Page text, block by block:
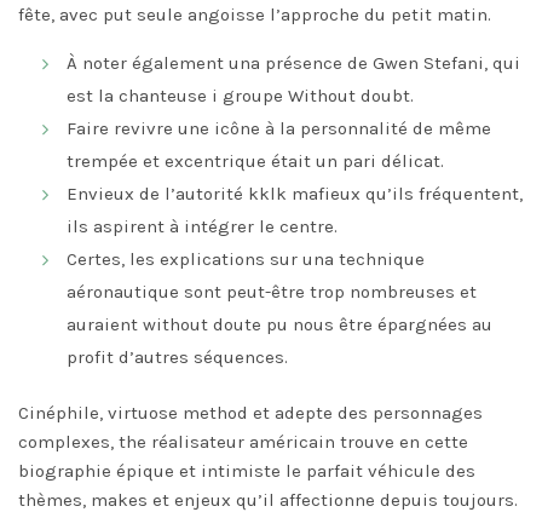
fête, avec put seule angoisse l’approche du petit matin.
À noter également una présence de Gwen Stefani, qui
est la chanteuse i groupe Without doubt.
Faire revivre une icône à la personnalité de même
trempée et excentrique était un pari délicat.
Envieux de l’autorité kklk mafieux qu’ils fréquentent,
ils aspirent à intégrer le centre.
Certes, les explications sur una technique
aéronautique sont peut-être trop nombreuses et
auraient without doute pu nous être épargnées au
profit d’autres séquences.
Cinéphile, virtuose method et adepte des personnages
complexes, the réalisateur américain trouve en cette
biographie épique et intimiste le parfait véhicule des
thèmes, makes et enjeux qu’il affectionne depuis toujours.